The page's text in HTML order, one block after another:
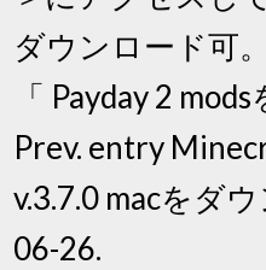
ダウンロード可
「 Payday 2
Prev. entry
v.3.7.0 macをダ
06-26.